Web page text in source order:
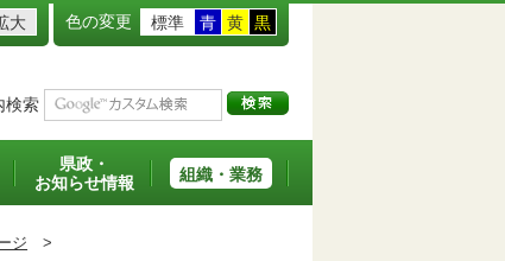
大 色の変更 標準 青 黄 黒
検索
県政・
お知らせ情報
組織・業務
ジ >